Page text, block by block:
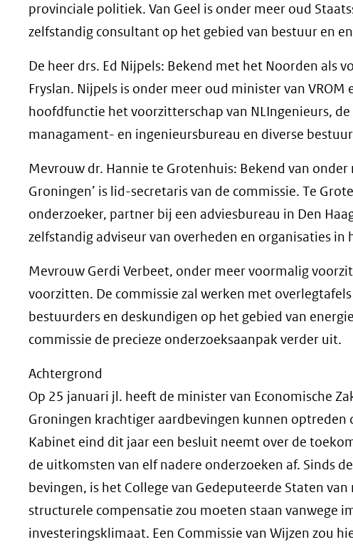
provinciale politiek. Van Geel is onder meer oud
zelfstandig consultant op het gebied van bestuur en
De heer drs. Ed Nijpels: Bekend met het Noorden als
Fryslan. Nijpels is onder meer oud minister van
hoofdfunctie het voorzitterschap van NLIngenieurs,
managament- en ingenieursbureau en diverse
Mevrouw dr. Hannie te Grotenhuis: Bekend van
Groningen’ is lid-secretaris van de commissie. Te
onderzoeker, partner bij een adviesbureau in Den
zelfstandig adviseur van overheden en organisaties
Mevrouw Gerdi Verbeet, onder meer voormalig
voorzitten. De commissie zal werken met
bestuurders en deskundigen op het gebied van
commissie de precieze onderzoeksaanpak verder uit.
Achtergrond
Op 25 januari jl. heeft de minister van Economische
Groningen krachtiger aardbevingen kunnen
Kabinet eind dit jaar een besluit neemt over de
de uitkomsten van elf nadere onderzoeken af. Sinds
bevingen, is het College van Gedeputeerde Staten
structurele compensatie zou moeten staan vanwege
investeringsklimaat. Een Commissie van Wijzen zou